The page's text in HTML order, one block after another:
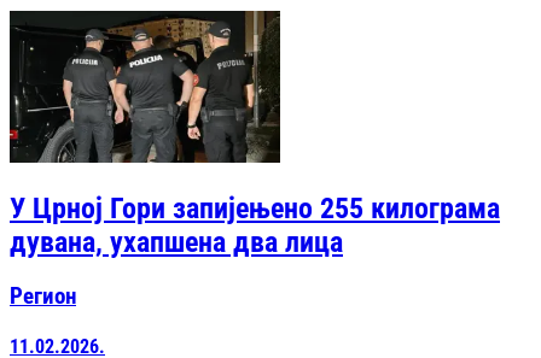
У Црној Гори запијењено 255 килограма
дувана, ухапшена два лица
Регион
11.02.2026.